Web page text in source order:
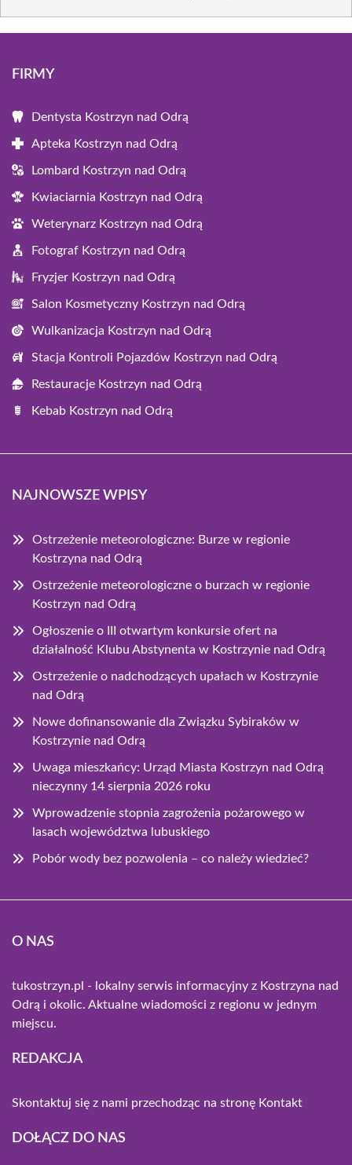
FIRMY
Dentysta Kostrzyn nad Odrą
Apteka Kostrzyn nad Odrą
Lombard Kostrzyn nad Odrą
Kwiaciarnia Kostrzyn nad Odrą
Weterynarz Kostrzyn nad Odrą
Fotograf Kostrzyn nad Odrą
Fryzjer Kostrzyn nad Odrą
Salon Kosmetyczny Kostrzyn nad Odrą
Wulkanizacja Kostrzyn nad Odrą
Stacja Kontroli Pojazdów Kostrzyn nad Odrą
Restauracje Kostrzyn nad Odrą
Kebab Kostrzyn nad Odrą
NAJNOWSZE WPISY
Ostrzeżenie meteorologiczne: Burze w regionie
Kostrzyna nad Odrą
Ostrzeżenie meteorologiczne o burzach w regionie
Kostrzyn nad Odrą
Ogłoszenie o III otwartym konkursie ofert na
działalność Klubu Abstynenta w Kostrzynie nad Odrą
Ostrzeżenie o nadchodzących upałach w Kostrzynie
nad Odrą
Nowe dofinansowanie dla Związku Sybiraków w
Kostrzynie nad Odrą
Uwaga mieszkańcy: Urząd Miasta Kostrzyn nad Odrą
nieczynny 14 sierpnia 2026 roku
Wprowadzenie stopnia zagrożenia pożarowego w
lasach województwa lubuskiego
Pobór wody bez pozwolenia – co należy wiedzieć?
O NAS
tukostrzyn.pl - lokalny serwis informacyjny z Kostrzyna nad
Odrą i okolic. Aktualne wiadomości z regionu w jednym
miejscu.
REDAKCJA
Skontaktuj się z nami przechodząc na stronę Kontakt
DOŁĄCZ DO NAS